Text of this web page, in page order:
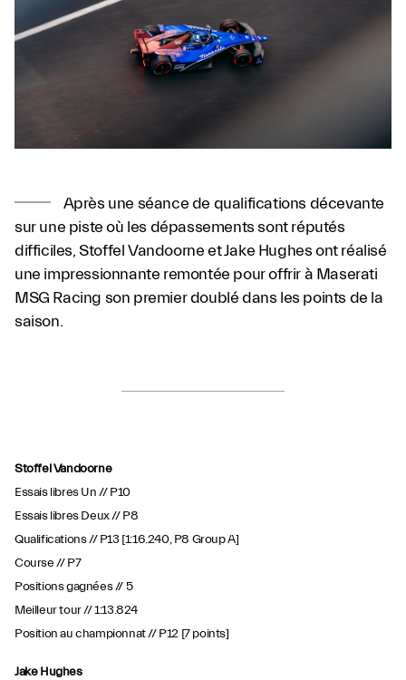
Après une séance de qualifications décevante
sur une piste où les dépassements sont réputés
difficiles, Stoffel Vandoorne et Jake Hughes ont réalisé
une impressionnante remontée pour offrir à Maserati
MSG Racing son premier doublé dans les points de la
saison.
Stoffel Vandoorne
Essais libres Un // P10
Essais libres Deux // P8
Qualifications // P13 [1:16.240, P8 Group A]
Course // P7
Positions gagnées // 5
Meilleur tour // 1:13.824
Position au championnat // P12 [7 points]
Jake Hughes